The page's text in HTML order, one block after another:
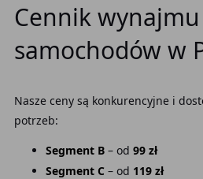
Cennik wynajmu
samochodów w
Nasze ceny są konkurencyjne i
potrzeb:
Segment B– od 99 zł
Segment C – od 119 zł